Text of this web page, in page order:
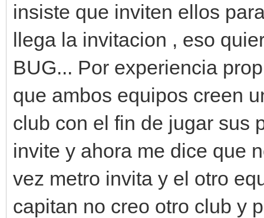
insiste que inviten ellos
llega la invitacion , eso
BUG... Por experiencia
que ambos equipos creen
club con el fin de jugar sus
invite y ahora me dice que
vez metro invita y el otro
capitan no creo otro club y